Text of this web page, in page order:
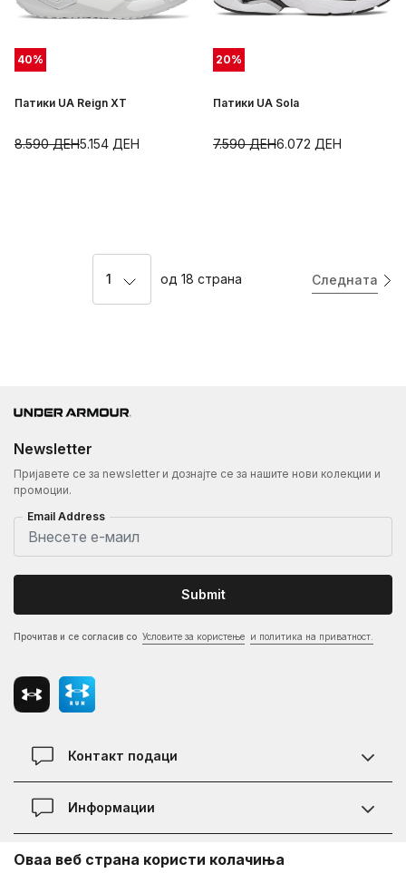
40%
Патики UA Reign XT
5.154 ДЕН
8.590ДЕН
20%
Патики UA Sola
6.072 ДЕН
7.590ДЕН
1 од 18 страна Следната
Newsletter
Пријавете се за newsletter и дознајте се за нашите нови колекции и
промоции.
Email Address
Submit
Прочитав и се согласив со Условите за користење и политика на приватност.
Контакт подаци
Контакт
Информации
Информации за Under Armour
Оваа веб страна користи колачиња